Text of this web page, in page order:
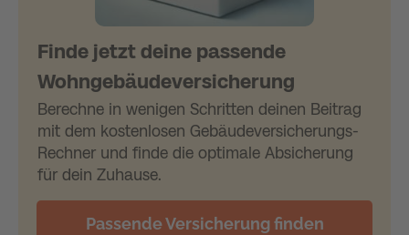
Finde jetzt deine passende
Wohngebäudeversicherung
Berechne in wenigen Schritten deinen Beitrag
mit dem kostenlosen Gebäudeversicherungs-
Rechner und finde die optimale Absicherung
für dein Zuhause.
Passende Versicherung finden